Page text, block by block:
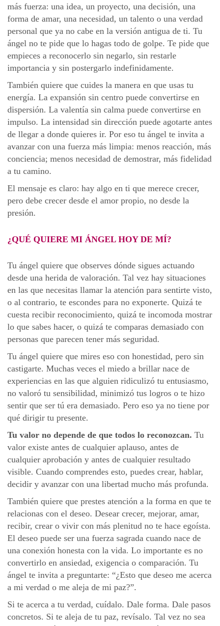
más fuerza: una idea, un proyecto, una decisión, una
forma de amar, una necesidad, un talento o una verdad
personal que ya no cabe en la versión antigua de ti. Tu
ángel no te pide que lo hagas todo de golpe. Te pide que
empieces a reconocerlo sin negarlo, sin restarle
importancia y sin postergarlo indefinidamente.
También quiere que cuides la manera en que usas tu
energía. La expansión sin centro puede convertirse en
dispersión. La valentía sin calma puede convertirse en
impulso. La intensidad sin dirección puede agotarte antes
de llegar a donde quieres ir. Por eso tu ángel te invita a
avanzar con una fuerza más limpia: menos reacción, más
conciencia; menos necesidad de demostrar, más fidelidad
a tu camino.
El mensaje es claro: hay algo en ti que merece crecer,
pero debe crecer desde el amor propio, no desde la
presión.
¿QUÉ QUIERE MI ÁNGEL HOY DE MÍ?
Tu ángel quiere que observes dónde sigues actuando
desde una herida de valoración. Tal vez hay situaciones
en las que necesitas llamar la atención para sentirte visto,
o al contrario, te escondes para no exponerte. Quizá te
cuesta recibir reconocimiento, quizá te incomoda mostrar
lo que sabes hacer, o quizá te comparas demasiado con
personas que parecen tener más seguridad.
Tu ángel quiere que mires eso con honestidad, pero sin
castigarte. Muchas veces el miedo a brillar nace de
experiencias en las que alguien ridiculizó tu entusiasmo,
no valoró tu sensibilidad, minimizó tus logros o te hizo
sentir que ser tú era demasiado. Pero eso ya no tiene por
qué dirigir tu presente.
Tu valor no depende de que todos lo reconozcan. Tu
valor existe antes de cualquier aplauso, antes de
cualquier aprobación y antes de cualquier resultado
visible. Cuando comprendes esto, puedes crear, hablar,
decidir y avanzar con una libertad mucho más profunda.
También quiere que prestes atención a la forma en que te
relacionas con el deseo. Desear crecer, mejorar, amar,
recibir, crear o vivir con más plenitud no te hace egoísta.
El deseo puede ser una fuerza sagrada cuando nace de
una conexión honesta con la vida. Lo importante es no
convertirlo en ansiedad, exigencia o comparación. Tu
ángel te invita a preguntarte: “¿Esto que deseo me acerca
a mi verdad o me aleja de mi paz?”.
Si te acerca a tu verdad, cuídalo. Dale forma. Dale pasos
concretos. Si te aleja de tu paz, revísalo. Tal vez no sea